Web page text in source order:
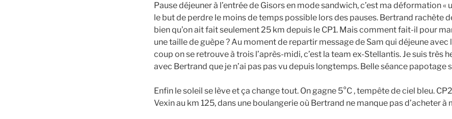
Pause déjeuner à l’entrée de Gisors en mode sandwich, c’est ma déformation «
le but de perdre le moins de temps possible lors des pauses. Bertrand rachète
bien qu’on ait fait seulement 25 km depuis le CP1. Mais comment fait-il pour
une taille de guèpe ? Au moment de repartir message de Sam qui déjeune avec
coup on se retrouve à trois l’après-midi, c’est la team ex-Stellantis. Je suis très
avec Bertrand que je n’ai pas pas vu depuis longtemps. Belle séance papotage
Enfin le soleil se lève et ça change tout. On gagne 5°C , tempête de ciel bleu.
Vexin au km 125, dans une boulangerie où Bertrand ne manque pas d’acheter à